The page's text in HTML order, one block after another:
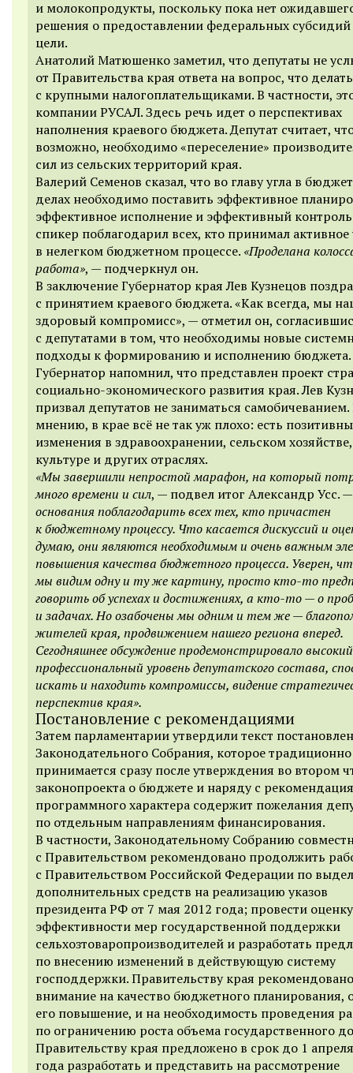
и молокопродукты, поскольку пока нет
решения о предоставлении федеральных субсидий
цели.
Анатолий Матюшенко заметил, что депутаты не
от Правительства края ответа на вопрос, что делать
с крупными налогоплательщиками. В частности,
компании РУСАЛ. Здесь речь идет о перспективах
наполнения краевого бюджета. Депутат считает,
возможно, необходимо «переселение»
сил из сельских территорий края.
Валерий Семенов сказал, что во главу угла в
делах необходимо поставить эффективное
эффективное исполнение и эффективный
спикер поблагодарил всех, кто принимал активное
в нелегком бюджетном процессе. «Проделана
работа», — подчеркнул он.
В заключение Губернатор края Лев Кузнецов
с принятием краевого бюджета. «Как всегда, мы
здоровый компромисс», — отметил он,
с депутатами в том, что необходимы новые
подходы к формированию и исполнению бюджета.
Губернатор напомнил, что представлен проект
социально-экономического развития края. Лев
призвал депутатов не заниматься
мнению, в крае всё не так уж плохо: есть
изменения в здравоохранении, сельском
культуре и других отраслях.
«Мы завершили непростой марафон, на который
много времени и сил, — подвел итог Александр Усс.
основания поблагодарить всех тех, кто причастен
к бюджетному процессу. Что касается дискуссий и
думаю, они являются необходимым и очень важным
повышения качества бюджетного процесса. Уверен,
мы видим одну и ту же картину, просто кто-то
говорить об успехах и достижениях, а кто-то — о
и задачах. Но озабочены мы одним и тем же —
жителей края, продвижением нашего региона вперед.
Сегодняшнее обсуждение продемонстрировало высокий
профессиональный уровень депутатского состава,
искать и находить компромиссы, видение
перспектив края».
Постановление с рекомендациями
Затем парламентарии утвердили текст
Законодательного Собрания, которое традиционно
принимается сразу после утверждения во втором
законопроекта о бюджете и наряду с
программного характера содержит пожелания
по отдельным направлениям финансирования.
В частности, Законодательному Собранию
с Правительством рекомендовано продолжить
с Правительством Российской Федерации по
дополнительных средств на реализацию указов
президента РФ от 7 мая 2012 года; провести оценку
эффективности мер государственной поддержки
сельхозтоваропроизводителей и разработать
по внесению изменений в действующую систему
господдержки. Правительству края
внимание на качество бюджетного планирования,
его повышение, и на необходимость проведения
по ограничению роста объема государственного
Правительству края предложено в срок до 1
года разработать и представить на рассмотрение